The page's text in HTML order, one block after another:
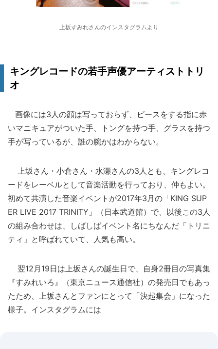
上坂すみれさんのインスタグラムより
キングレコードの若手声優アーティストトリ
オ
画像には3人の顔は写っておらず、ピースをする指に赤
いマニキュアがついた手、トングを持つ手、グラスを持つ
手が写っているが、誰の腕かはわからない。
上坂さん・小倉さん・水瀬さんの3人とも、キングレコ
ードをレーベルとして音楽活動を行っており、仲もよい。
初めて共演した音楽イベントが2017年3月の「KING SUP
ER LIVE 2017 TRINITY」（日本武道館）で、以後この3人
の組み合わせは、しばしばイベント名にちなんだ「トリニ
ティ」と呼ばれていて、人気も高い。
翌12月19日は上坂さんの誕生日で、自身2冊目の写真集
『すみれいろ』（東京ニュース通信社）の発売日でもあっ
たため、上坂さんとファンにとって「決起集会」になった
様子。インスタグラムには